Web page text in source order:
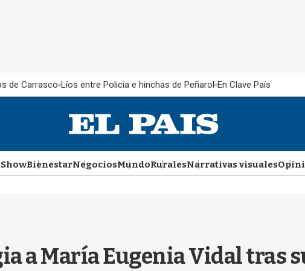
de Carrasco Líos entre Policía e hinchas de Peñarol En Clave País
BienestarNegociosMundoRuralesNarrativas visuales
a María Eugenia Vidal tras